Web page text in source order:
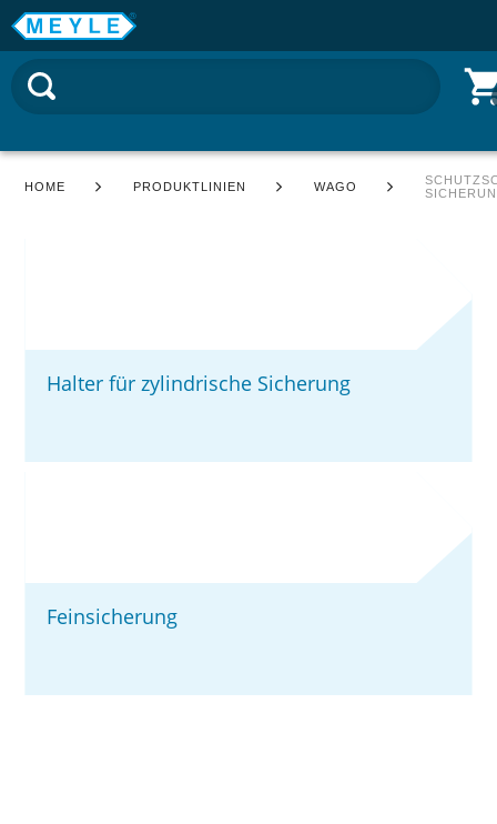
HOME PRODUKTLINIEN WAGO
Halter für zylindrische Sicherung
Feinsicherung